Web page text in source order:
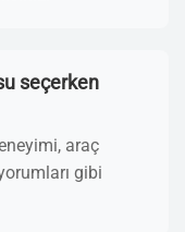
seçerken
araç
gibi